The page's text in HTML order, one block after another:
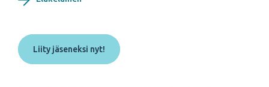
Liity jäseneksi nyt!